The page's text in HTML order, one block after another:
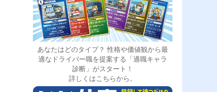
あなたはどのタイプ？ 性格や価値観から最
適なドライバー職を提案する「適職キャラ
診断」がスタート！
詳しくはこちらから。